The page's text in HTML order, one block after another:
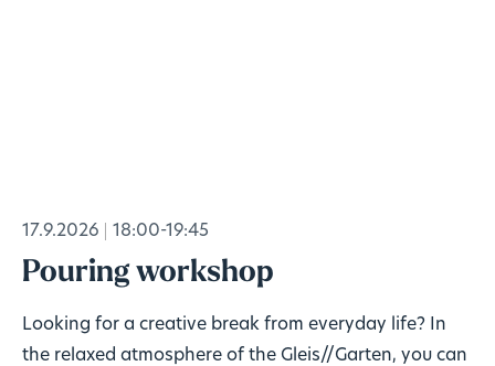
17.9.2026 18:00-19:45
Pouring workshop
Looking for a creative break from everyday life? In
the relaxed atmosphere of the Gleis//Garten, you can